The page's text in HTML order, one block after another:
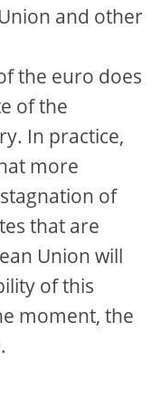
and other
the euro does
of the
In practice,
more
of
that are
Union will
of this
moment, the